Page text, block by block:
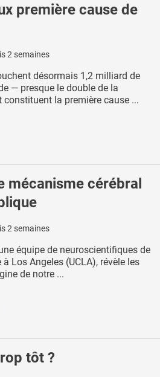
première cause de
2 semaines
désormais 1,2 milliard de
— presque le double de la
la première cause ...
mécanisme cérébral
2 semaines
équipe de neuroscientifiques de
Los Angeles (UCLA), révèle les
de notre ...
tôt ?